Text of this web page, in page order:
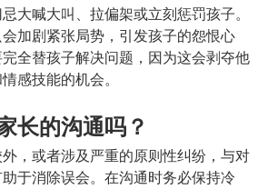
大喊大叫、拉偏架或立刻惩罚孩子。
加剧紧张局势，引发孩子的怨恨心
全替孩子解决问题，因为这会剥夺他
感技能的机会。
长的沟通吗？
，或者涉及严重的原则性纠纷，与对
于消除误会。在沟通时务必保持冷